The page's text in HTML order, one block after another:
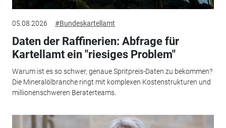
05.08.2026 #Bundeskartellamt
Daten der Raffinerien: Abfrage für
Kartellamt ein "riesiges Problem"
Warum ist es so schwer, genaue Spritpreis-Daten zu bekommen?
Die Mineralölbranche ringt mit komplexen Kostenstrukturen und
millionenschweren Beraterteams.